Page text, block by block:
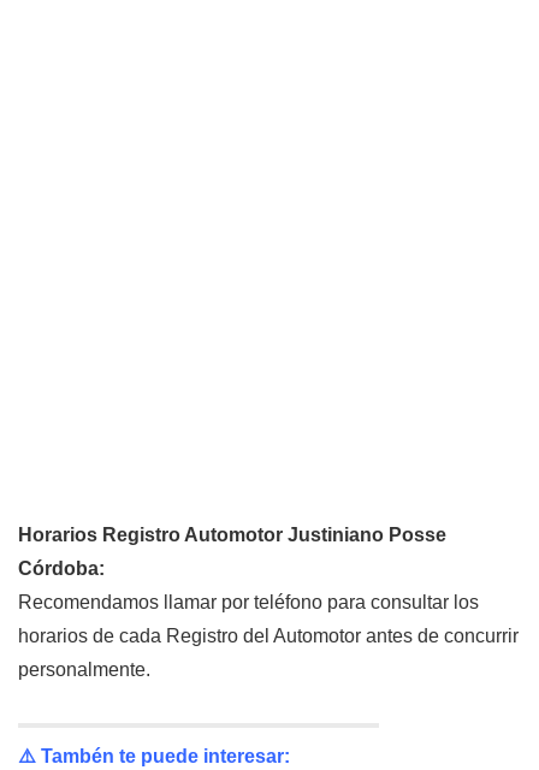
Horarios Registro Automotor Justiniano Posse
Córdoba:
Recomendamos llamar por teléfono para consultar los
horarios de cada Registro del Automotor antes de concurrir
personalmente.
⚠️ Tambén te puede interesar: